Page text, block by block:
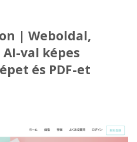
| Weboldal,
val képes
és PDF-et